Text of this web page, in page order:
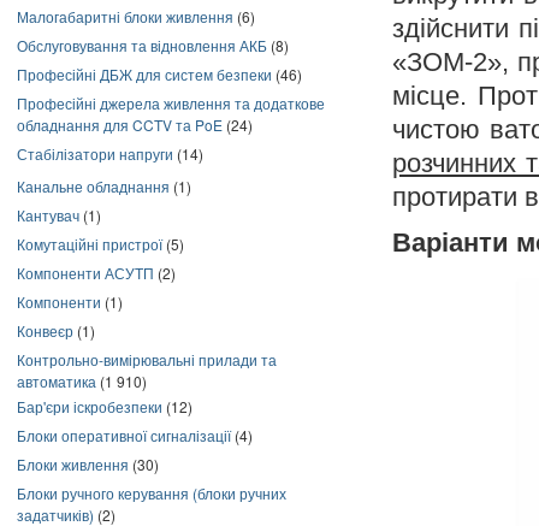
Малогабаритні блоки живлення (6)
Обслуговування та відновлення АКБ (8)
Професійні ДБЖ для систем безпеки (46)
Професійні джерела живлення та додаткове
обладнання для CCTV та PoE (24)
Стабілізатори напруги (14)
Канальне обладнання (1)
Кантувач (1)
Комутаційні пристрої(5)
Компоненти АСУТП (2)
Компоненти (1)
Конвеєр (1)
Контрольно-вимірювальні прилади та
автоматика (1 910)
Бар'єри іскробезпеки (12)
Блоки оперативної сигналізації(4)
Блоки живлення (30)
Блоки ручного керування (блоки ручних
задатчиків) (2)
здійснити
«ЗОМ-2»,
місце.
чистою
розчинних
протирати
Варіанти